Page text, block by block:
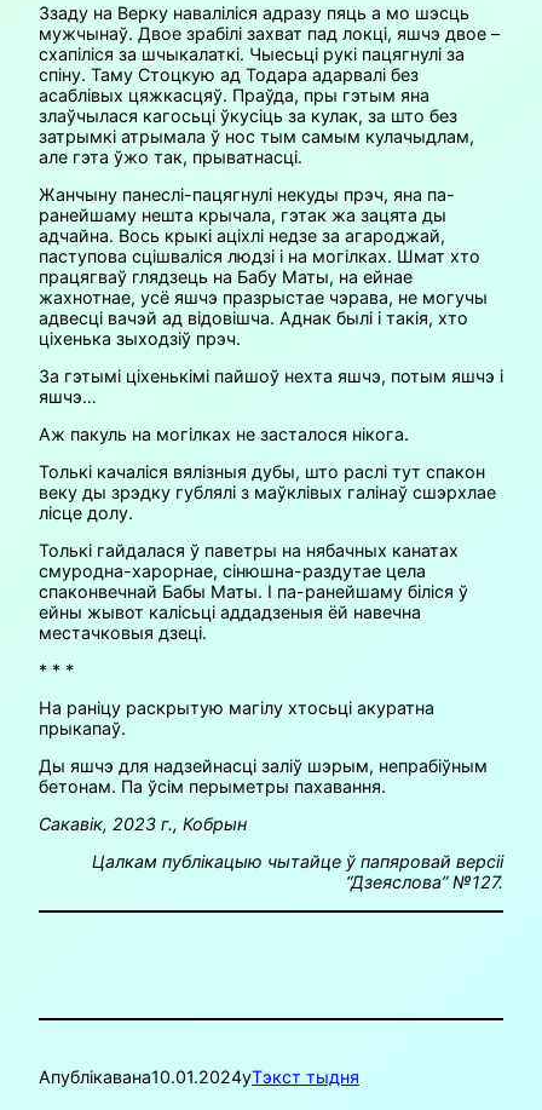
Ззаду на Верку наваліліся адразу пяць а мо шэсць
мужчынаў. Двое зрабілі захват пад локці, яшчэ двое –
схапіліся за шчыкалаткі. Чыесьці рукі пацягнулі за
спіну. Таму Стоцкую ад Тодара адарвалі без
асаблівых цяжкасцяў. Праўда, пры гэтым яна
злаўчылася кагосьці ўкусіць за кулак, за што без
затрымкі атрымала ў нос тым самым кулачыдлам,
але гэта ўжо так, прыватнасці.
Жанчыну панеслі-пацягнулі некуды прэч, яна па-
ранейшаму нешта крычала, гэтак жа зацята ды
адчайна. Вось крыкі аціхлі недзе за агароджай,
паступова сцішваліся людзі і на могілках. Шмат хто
працягваў глядзець на Бабу Маты, на ейнае
жахнотнае, усё яшчэ празрыстае чэрава, не могучы
адвесці вачэй ад відовішча. Аднак былі і такія, хто
ціхенька зыходзіў прэч.
За гэтымі ціхенькімі пайшоў нехта яшчэ, потым яшчэ і
яшчэ…
Аж пакуль на могілках не засталося нікога.
Толькі качаліся вялізныя дубы, што раслі тут спакон
веку ды зрэдку гублялі з маўклівых галінаў сшэрхлае
лісце долу.
Толькі гайдалася ў паветры на нябачных канатах
смуродна-харорнае, сінюшна-раздутае цела
спаконвечнай Бабы Маты. І па-ранейшаму біліся ў
ейны жывот калісьці аддадзеныя ёй навечна
местачковыя дзеці.
* * *
На раніцу раскрытую магілу хтосьці акуратна
прыкапаў.
Ды яшчэ для надзейнасці заліў шэрым, непрабіўным
бетонам. Па ўсім перыметры пахавання.
Сакавік, 2023 г., Кобрын
Цалкам публікацыю чытайце ў папяровай версіі
“Дзеяслова” №127.
Апублікавана10.01.2024уТэкст тыдня